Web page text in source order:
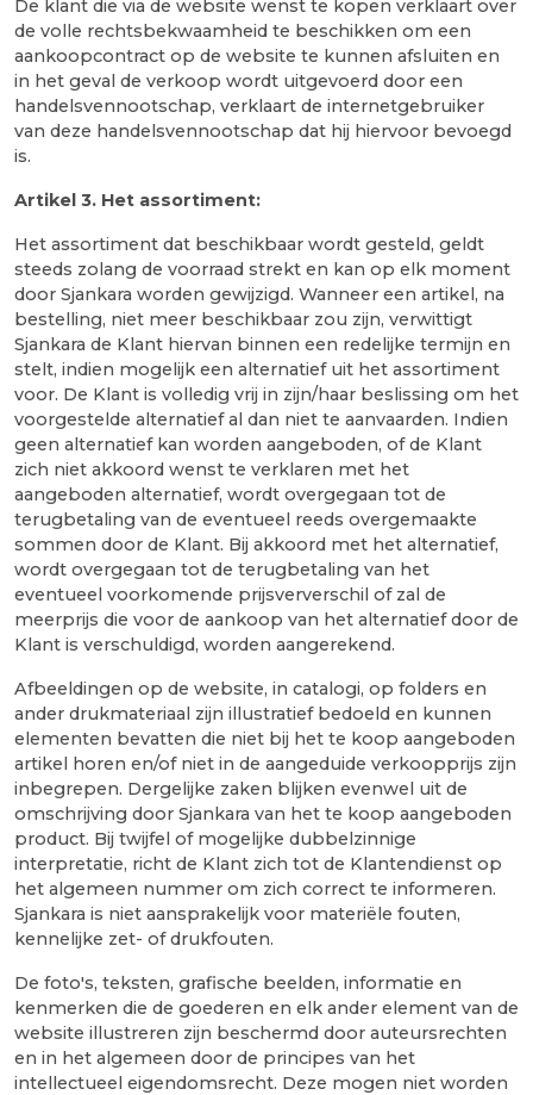
De klant die via de website wenst te kopen verklaart over
de volle rechtsbekwaamheid te beschikken om een
aankoopcontract op de website te kunnen afsluiten en
in het geval de verkoop wordt uitgevoerd door een
handelsvennootschap, verklaart de internetgebruiker
van deze handelsvennootschap dat hij hiervoor bevoegd
is.
Artikel 3. Het assortiment:
Het assortiment dat beschikbaar wordt gesteld, geldt
steeds zolang de voorraad strekt en kan op elk moment
door Sjankara worden gewijzigd. Wanneer een artikel, na
bestelling, niet meer beschikbaar zou zijn, verwittigt
Sjankara de Klant hiervan binnen een redelijke termijn en
stelt, indien mogelijk een alternatief uit het assortiment
voor. De Klant is volledig vrij in zijn/haar beslissing om het
voorgestelde alternatief al dan niet te aanvaarden. Indien
geen alternatief kan worden aangeboden, of de Klant
zich niet akkoord wenst te verklaren met het
aangeboden alternatief, wordt overgegaan tot de
terugbetaling van de eventueel reeds overgemaakte
sommen door de Klant. Bij akkoord met het alternatief,
wordt overgegaan tot de terugbetaling van het
eventueel voorkomende prijsververschil of zal de
meerprijs die voor de aankoop van het alternatief door de
Klant is verschuldigd, worden aangerekend.
Afbeeldingen op de website, in catalogi, op folders en
ander drukmateriaal zijn illustratief bedoeld en kunnen
elementen bevatten die niet bij het te koop aangeboden
artikel horen en/of niet in de aangeduide verkoopprijs zijn
inbegrepen. Dergelijke zaken blijken evenwel uit de
omschrijving door Sjankara van het te koop aangeboden
product. Bij twijfel of mogelijke dubbelzinnige
interpretatie, richt de Klant zich tot de Klantendienst op
het algemeen nummer om zich correct te informeren.
Sjankara is niet aansprakelijk voor materiële fouten,
kennelijke zet- of drukfouten.
De foto's, teksten, grafische beelden, informatie en
kenmerken die de goederen en elk ander element van de
website illustreren zijn beschermd door auteursrechten
en in het algemeen door de principes van het
intellectueel eigendomsrecht. Deze mogen niet worden